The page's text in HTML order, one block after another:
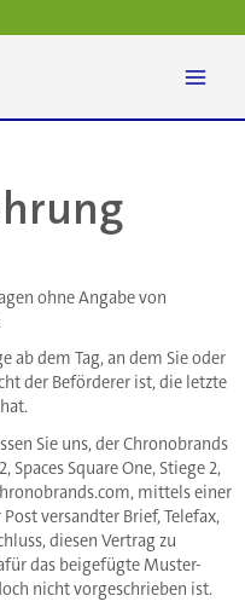
ohne Angabe von
ab dem Tag, an dem Sie oder
der Beförderer ist, die letzte
Sie uns, der Chronobrands
Square One, Stiege 2,
, mittels einer
versandter Brief, Telefax,
diesen Vertrag zu
das beigefügte Muster-
nicht vorgeschrieben ist.